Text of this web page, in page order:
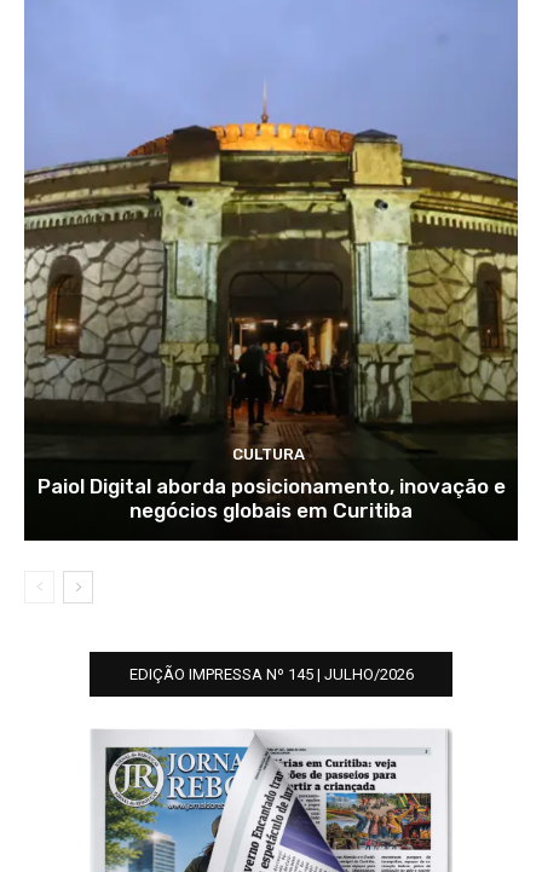
CULTURA
Paiol Digital aborda posicionamento, inovação e
negócios globais em Curitiba
EDIÇÃO IMPRESSA Nº 145 | JULHO/2026